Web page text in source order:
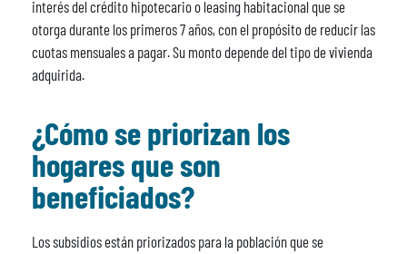
interés del crédito hipotecario o leasing habitacional que se
otorga durante los primeros 7 años, con el propósito de reducir las
cuotas mensuales a pagar. Su monto depende del tipo de vivienda
adquirida.
¿Cómo se priorizan los
hogares que son
beneficiados?
Los subsidios están priorizados para la población que se